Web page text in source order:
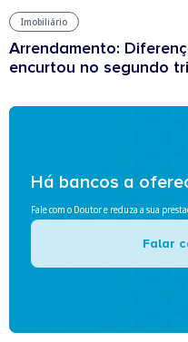
Imobiliário
Arrendamento:
encurtou no segundo
Há bancos a
Fale com o Doutor e reduza a sua
Falar